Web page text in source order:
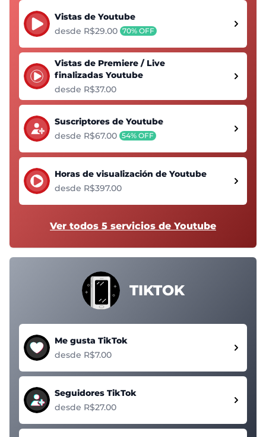
Vistas de Youtube
desde R$29.00 70% OFF
Vistas de Premiere / Live
finalizadas Youtube
desde R$37.00
Suscriptores de Youtube
desde R$67.00 54% OFF
Horas de visualización de Youtube
desde R$397.00
Ver todos 5 servicios de Youtube
TIKTOK
Me gusta TikTok
desde R$7.00
Seguidores TikTok
desde R$27.00